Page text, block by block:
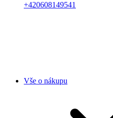
+420608149541
Vše o nákupu